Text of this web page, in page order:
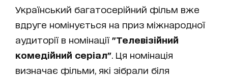
Український багатосерійний фільм вже
вдруге номінується на приз міжнародної
аудиторії в номінації "Телевізійний
комедійний серіал" . Ця номінація
визначає фільми, які зібрали біля